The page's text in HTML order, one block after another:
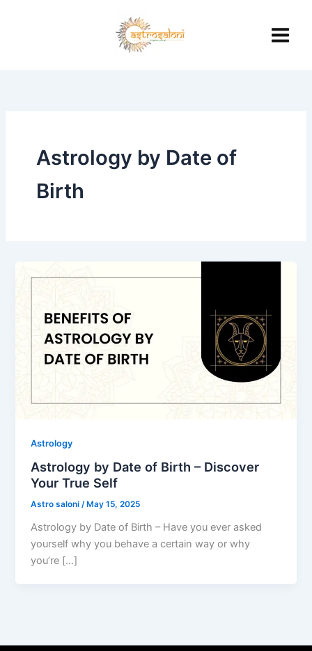
Astrology by Date of
Birth
Astrology
Astrology by Date of Birth – Discover
Your True Self
Astro saloni/ May 15, 2025
Astrology by Date of Birth – Have you ever asked
yourself why you behave a certain way or why
you’re […]